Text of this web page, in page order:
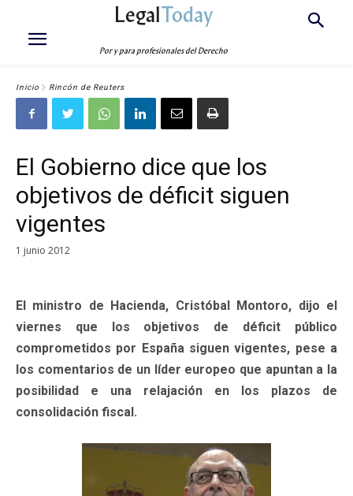
LegalToday
Por y para profesionales del Derecho
Inicio Rincón de Reuters
El Gobierno dice que los
objetivos de déficit siguen
vigentes
1 junio 2012
El ministro de Hacienda, Cristóbal Montoro, dijo el
viernes que los objetivos de déficit público
comprometidos por España siguen vigentes, pese a
los comentarios de un líder europeo que apuntan a la
posibilidad e una relajación en los plazos de
consolidación fiscal.